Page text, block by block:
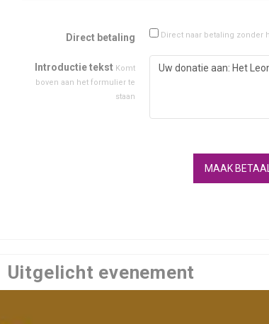
Direct betaling Direct naar betaling zonder
Introductie tekst Komt
boven aan het formulier te
staan
MAAK
Uitgelicht evenement